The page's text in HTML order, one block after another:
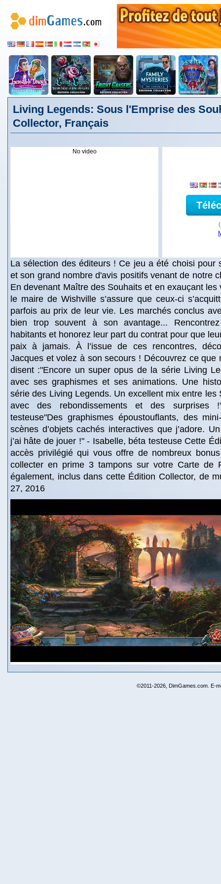
Living Legends: Sous l'Emprise des
Collector, Français
No video
La sélection des éditeurs ! Ce jeu a été choisi pour
et son grand nombre d'avis positifs venant de notre
En devenant Maître des Souhaits et en exauçant
le maire de Wishville s’assure que ceux-ci
parfois au prix de leur vie. Les marchés conclus
bien trop souvent à son avantage...
habitants et honorez leur part du contrat pour que
paix à jamais. À l’issue de ces rencontres,
Jacques et volez à son secours ! Découvrez ce que
disent :"Encore un super opus de la série Living
avec ses graphismes et ses animations. Une
série des Living Legends. Un excellent mix entre les
avec des rebondissements et des surprises
testeuse"Des graphismes époustouflants, des
scènes d’objets cachés interactives que j’adore.
j’ai hâte de jouer !" - Isabelle, béta testeuse Cette
accès privilégié qui vous offre de nombreux
collecter en prime 3 tampons sur votre Carte de
également, inclus dans cette Édition Collector, de
27, 2016
©2011-2026, DimGames.com. E-